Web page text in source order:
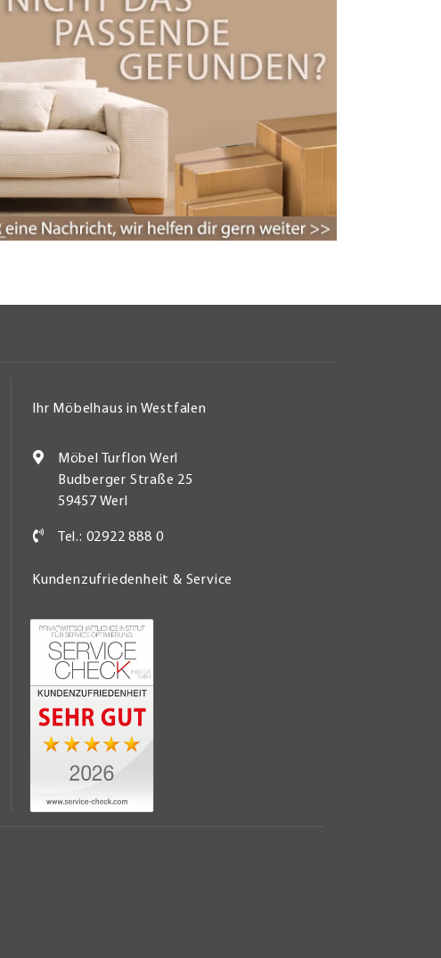
Ihr Möbelhaus in Westfalen
Möbel Turflon Werl
Budberger Straße 25
59457 Werl
Tel.: 02922 888 0
Kundenzufriedenheit & Service